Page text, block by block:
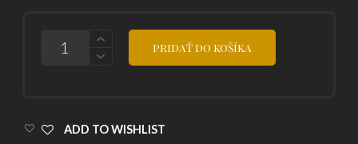
PRIDAŤ DO KOŠÍKA
ADD TO WISHLIST